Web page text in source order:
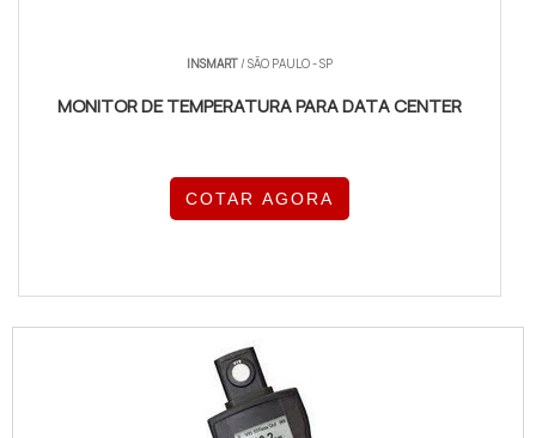
INSMART/ SÃO PAULO - SP
MONITOR DE TEMPERATURA PARA DATA CENTER
COTAR AGORA